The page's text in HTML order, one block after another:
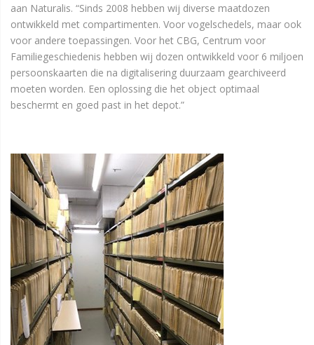
aan Naturalis. “Sinds 2008 hebben wij diverse maatdozen
ontwikkeld met compartimenten. Voor vogelschedels, maar ook
voor andere toepassingen. Voor het CBG, Centrum voor
Familiegeschiedenis hebben wij dozen ontwikkeld voor 6 miljoen
persoonskaarten die na digitalisering duurzaam gearchiveerd
moeten worden. Een oplossing die het object optimaal
beschermt en goed past in het depot.”